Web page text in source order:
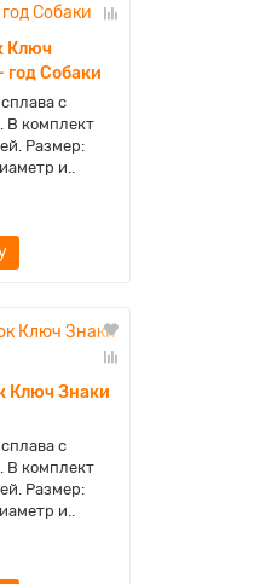
Ключ
год Собаки
с
В комплект
Размер:
и..
Ключ Знаки
с
В комплект
Размер:
и..